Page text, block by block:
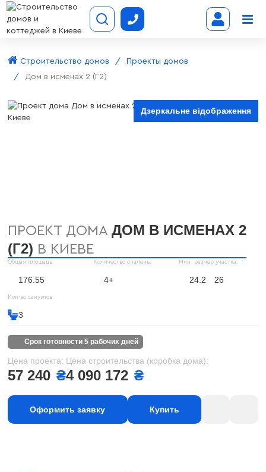
Строительство домов
Проекты домов
Дом в исменах 2 (Г2)
Дзеркальне відображення
ПРОЕКТ ДОМА ДОМ В ИСМЕНАХ 2
(Г2) В КИЕВЕ
Общая площадь:
176.55
Количество спалень:
4+
Мин. размер участка:
24.2 26
Кол-во санузлов:
3
срок готовности 5 рабочих дней
Цена проекта:
57 240 ₴
Цена строительства (коробка дома):
4 090 172 ₴
Оформить заявку Купить